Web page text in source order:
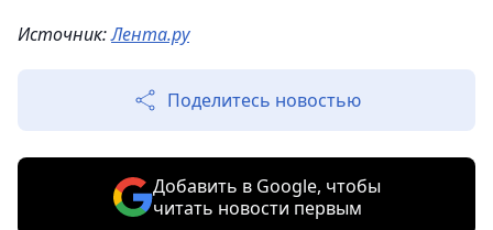
Источник:Лента.ру
Поделитесь новостью
Добавить в Google, чтобы
читать новости первым